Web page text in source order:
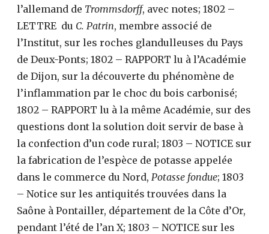
l’allemand de Trommsdorff, avec notes; 1802 –
LETTRE du C. Patrin, membre associé de
l’Institut, sur les roches glandulleuses du Pays
de Deux-Ponts; 1802 – RAPPORT lu à l’Académie
de Dijon, sur la découverte du phénomène de
l’inflammation par le choc du bois carbonisé;
1802 – RAPPORT lu à la même Académie, sur des
questions dont la solution doit servir de base à
la confection d’un code rural; 1803 – NOTICE sur
la fabrication de l’espèce de potasse appelée
dans le commerce du Nord, Potasse fondue; 1803
– Notice sur les antiquités trouvées dans la
Saône à Pontailler, département de la Côte d’Or,
pendant l’été de l’an X; 1803 – NOTICE sur les